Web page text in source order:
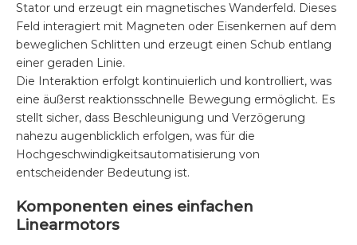
Stator und erzeugt ein magnetisches Wanderfeld. Dieses
Feld interagiert mit Magneten oder Eisenkernen auf dem
beweglichen Schlitten und erzeugt einen Schub entlang
einer geraden Linie.
Die Interaktion erfolgt kontinuierlich und kontrolliert, was
eine äußerst reaktionsschnelle Bewegung ermöglicht. Es
stellt sicher, dass Beschleunigung und Verzögerung
nahezu augenblicklich erfolgen, was für die
Hochgeschwindigkeitsautomatisierung von
entscheidender Bedeutung ist.
Komponenten eines einfachen
Linearmotors